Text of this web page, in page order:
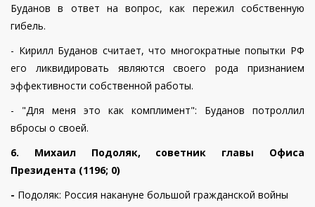
Буданов в ответ на вопрос, как пережил собственную
гибель.
- Кирилл Буданов считает, что многократные попытки РФ
его ликвидировать являются своего рода признанием
эффективности собственной работы.
- "Для меня это как комплимент": Буданов потроллил
вбросы о своей.
6.
Михаил Подоляк, советник главы Офиса
Президента (1196; 0)
- Подоляк: Россия накануне большой гражданской войны